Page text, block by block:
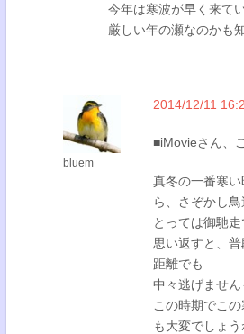
今年は寒波が早く来て
厳しい年の瀬なのかも
bluem
2014/12/11
■iMovieさん、
真冬の一番寒
ら、さぞかし鳥
とっては御馳走
思い返すと、
距離でも
中々逃げませ
この時期でこ
も大変でしょう